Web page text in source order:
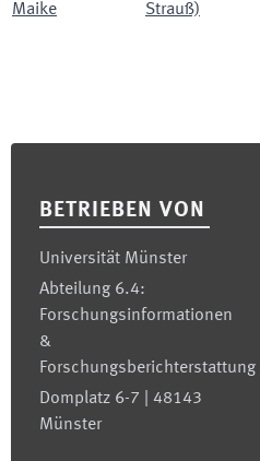
Maike
Strauß)
BETRIEBEN VON
Universität Münster
Abteilung 6.4:
Forschungsinformationen
&
Forschungsberichterstattung
Domplatz 6-7 | 48143
Münster